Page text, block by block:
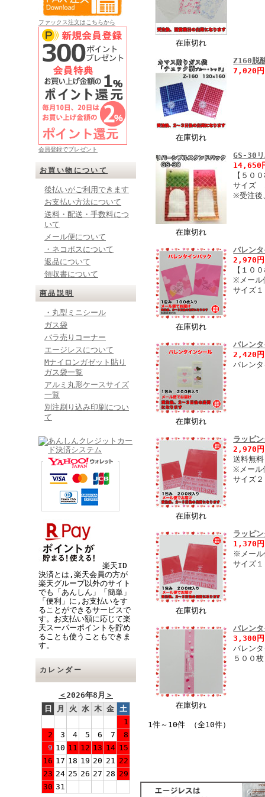
ファックス注文はこちらから
会員登録でプレゼント
お買い物について
後払いがご利用できます
お支払い方法について
送料・配送・手数料につ
いて
メール便について
・ネコポスについて
返品について
領収書について
商品説明
・丸型ミニシール
ガス袋
バラ売りコーナー
エージレスについて
Mナイロンガゼット貼り
ガス袋一覧
アルミ丸形ケースサイズ
一覧
別注刷り込み印刷につい
て
楽天ID
決済とは,楽天会員の方が
楽天グループ以外のサイト
でも「あんしん」「簡単」
「便利」に,お支払いをす
ることができるサービスで
す。お支払い額に応じて楽
天スーパーポイントを貯め
ることも使うこともできま
す。
カレンダー
＜2026年8月 ＞
日
月 火 水 木 金 土
1
2
3 4 5 6 7
8
9 10 11 12 13 14 15
16 17 18 19 20 21 22
23 24 25 26 27 28 29
30 31
在庫切れ
在庫切れ
Z160脱
7,020
在庫切れ
GS-30
14,650
【５０
サイズ
※受注後
在庫切れ
バレン
2,970
【１０
※メール
サイズ
在庫切れ
バレン
2,420
バレン
在庫切れ
ラッピ
2,970
送料無
※メール
サイズ
在庫切れ
ラッピ
1,370
※メール
サイズ
在庫切れ
バレン
3,300
バレン
５００
1件～10件 （全10件）